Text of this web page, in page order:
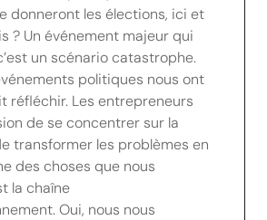
donneront les élections, ici et
? Un événement majeur qui
un scénario catastrophe.
politiques nous ont
réfléchir. Les entrepreneurs
de se concentrer sur la
transformer les problèmes en
des choses que nous
la chaîne
Oui, nous nous